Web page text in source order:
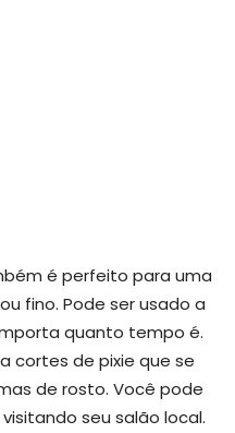
é perfeito para uma
fino. Pode ser usado a
quanto tempo é.
cortes de pixie que se
de rosto. Você pode
seu salão local.